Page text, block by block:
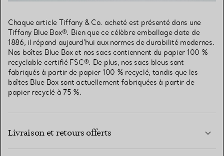
Chaque article Tiffany & Co. acheté est présenté dans une
Tiffany Blue Box®. Bien que ce célèbre emballage date de
1886, il répond aujourd’hui aux normes de durabilité modernes.
Nos boîtes Blue Box et nos sacs contiennent du papier 100 %
recyclable certifié FSC®. De plus, nos sacs bleus sont
fabriqués à partir de papier 100 % recyclé, tandis que les
boîtes Blue Box sont actuellement fabriquées à partir de
papier recyclé à 75 %.
Livraison et retours offerts